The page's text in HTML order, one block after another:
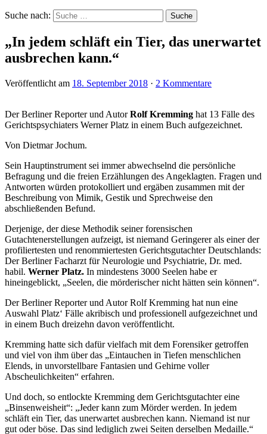
Suche nach:
„In jedem schläft ein Tier, das unerwartet
ausbrechen kann.“
Veröffentlicht am 18. September 2018 · 2 Kommentare
Der Berliner Reporter und AutorRolf Kremming hat 13 Fälle des
Gerichtspsychiaters Werner Platz in einem Buch aufgezeichnet.
Von Dietmar Jochum.
Sein Hauptinstrument sei immer abwechselnd die persönliche
Befragung und die freien Erzählungen des Angeklagten. Fragen und
Antworten würden protokolliert und ergäben zusammen mit der
Beschreibung von Mimik, Gestik und Sprechweise den
abschließenden Befund.
Derjenige, der diese Methodik seiner forensischen
Gutachtenerstellungen aufzeigt, ist niemand Geringerer als einer der
profiliertesten und renommiertesten Gerichtsgutachter Deutschlands:
Der Berliner Facharzt für Neurologie und Psychiatrie, Dr. med.
habil. Werner Platz. In mindestens 3000 Seelen habe er
hineingeblickt, „Seelen, die mörderischer nicht hätten sein können“.
Der Berliner Reporter und Autor Rolf Kremming hat nun eine
Auswahl Platz‘ Fälle akribisch und professionell aufgezeichnet und
in einem Buch dreizehn davon veröffentlicht.
Kremming hatte sich dafür vielfach mit dem Forensiker getroffen
und viel von ihm über das „Eintauchen in Tiefen menschlichen
Elends, in unvorstellbare Fantasien und Gehirne voller
Abscheulichkeiten“ erfahren.
Und doch, so entlockte Kremming dem Gerichtsgutachter eine
„Binsenweisheit“: „Jeder kann zum Mörder werden. In jedem
schläft ein Tier, das unerwartet ausbrechen kann. Niemand ist nur
gut oder böse. Das sind lediglich zwei Seiten derselben Medaille.“